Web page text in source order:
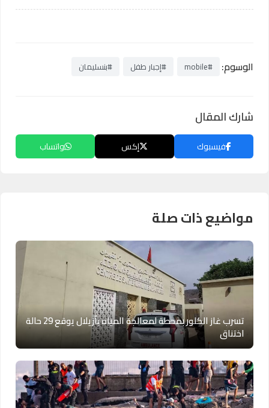
الوسوم: #mobile #إجبار طفل #بنسليمان
شارك المقال
فيسبوك إكس واتساب
مواضيع ذات صلة
تسرب غاز الكلور بمحطة لمعالجة المياه بأزيلال يوقع 29 حالة
اختناق